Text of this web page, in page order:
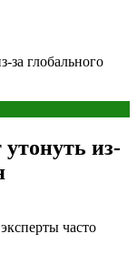
за глобального
из-
часто